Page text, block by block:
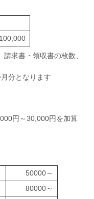
求書・領収書の枚数、
分となります
円～30,000円を加算
50000～
80000～